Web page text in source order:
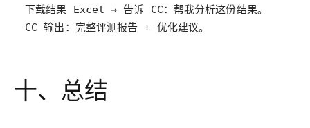
CC 输出：完整评测报告 + 优化建议。
十、总结